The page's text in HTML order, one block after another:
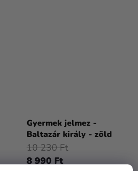
Gyermek jelmez -
Baltazár király - zöld
átlagos
értékelése
ből
8 990 Ft
10 230 Ft